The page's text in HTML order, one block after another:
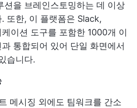
션을 브레인스토밍하는 데 이상
또한, 이 플랫폼은 Slack,
이션 도구를 포함한 1000개 이
통합되어 있어 단일 화면에서
습니다.
메시징 외에도 팀워크를 간소